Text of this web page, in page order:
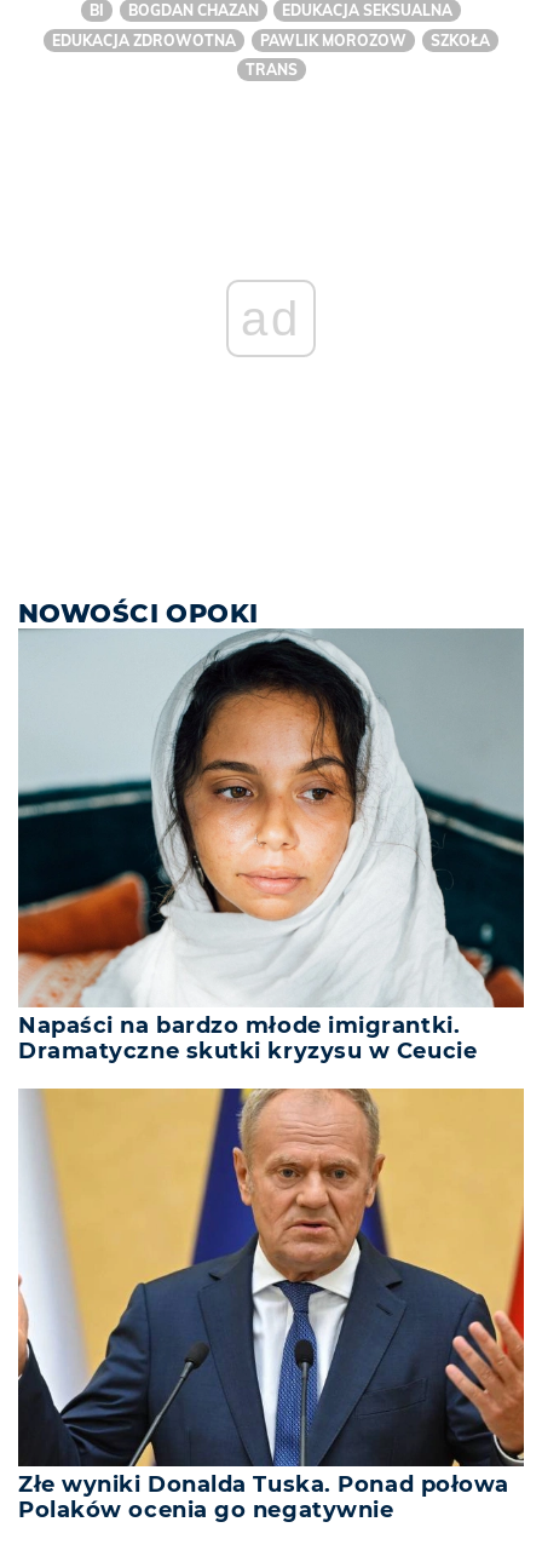
BI BOGDAN CHAZAN
EDUKACJA SEKSUALNA
EDUKACJA ZDROWOTNA
PAWLIK MOROZOW
SZKOŁA
TRANS
ad
NOWOŚCI OPOKI
Napaści na bardzo młode imigrantki.
Dramatyczne skutki kryzysu w Ceucie
Złe wyniki Donalda Tuska. Ponad połowa
Polaków ocenia go negatywnie